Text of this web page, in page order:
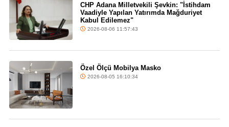
CHP Adana Milletvekili Şevkin: "İstihdam
Vaadiyle Yapılan Yatırımda Mağduriyet
Kabul Edilemez"
2026-08-06 11:57:43
Özel Ölçü Mobilya Masko
2026-08-05 16:10:34